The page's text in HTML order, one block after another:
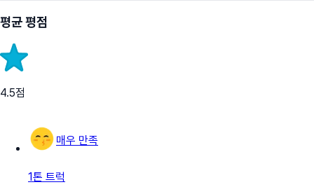
평균 평점
4.5점
매우 만족
1톤 트럭